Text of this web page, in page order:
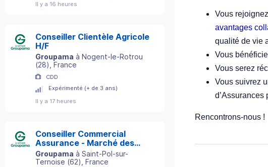
Il y a 16 heures
Conseiller Clientèle Agricole
H/F
Groupama à Nogent-le-Rotrou
(28) , France
CDD
Expérimenté (+ de 3 ans)
Il y a 17 heures
Conseiller Commercial
Assurance - Marché des
Particuliers - Secteur St-
Pol-sur-Ternoise (62) H/F
Groupama à Saint-Pol-sur-
Ternoise (62) , France
Vous
avantages
qualité de vie
Vous
Vous serez
Vous suivrez
d’Assurances
Rencontrons-nous !